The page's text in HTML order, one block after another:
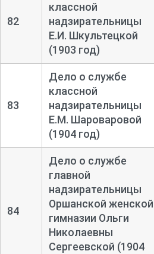
82
классной
надзирательницы
Е.И. Шкультецкой
(1903 год)
83
Дело о службе
классной
надзирательницы
E.М. Шароваровой
(1904 год)
84
Дело о службе
главной
надзирательницы
Оршанской женской
гимназии Ольги
Николаевны
Сергеевской (1904